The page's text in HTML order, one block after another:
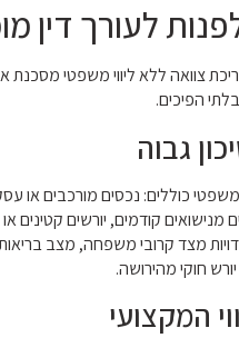
לעורך דין
צוואה ללא ליווי משפטי מסכנת
הפיכים.
גבוה
משפטי כוללים: נכסים מורכבים או
מנישואים קודמים, יורשים קטינים
מצד קרובי משפחה, מצב
חוקי מהירושה.
המקצועי